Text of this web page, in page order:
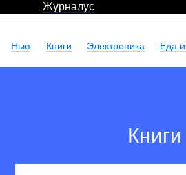
Журналус
Нью Книги Электроника Еда
Книги